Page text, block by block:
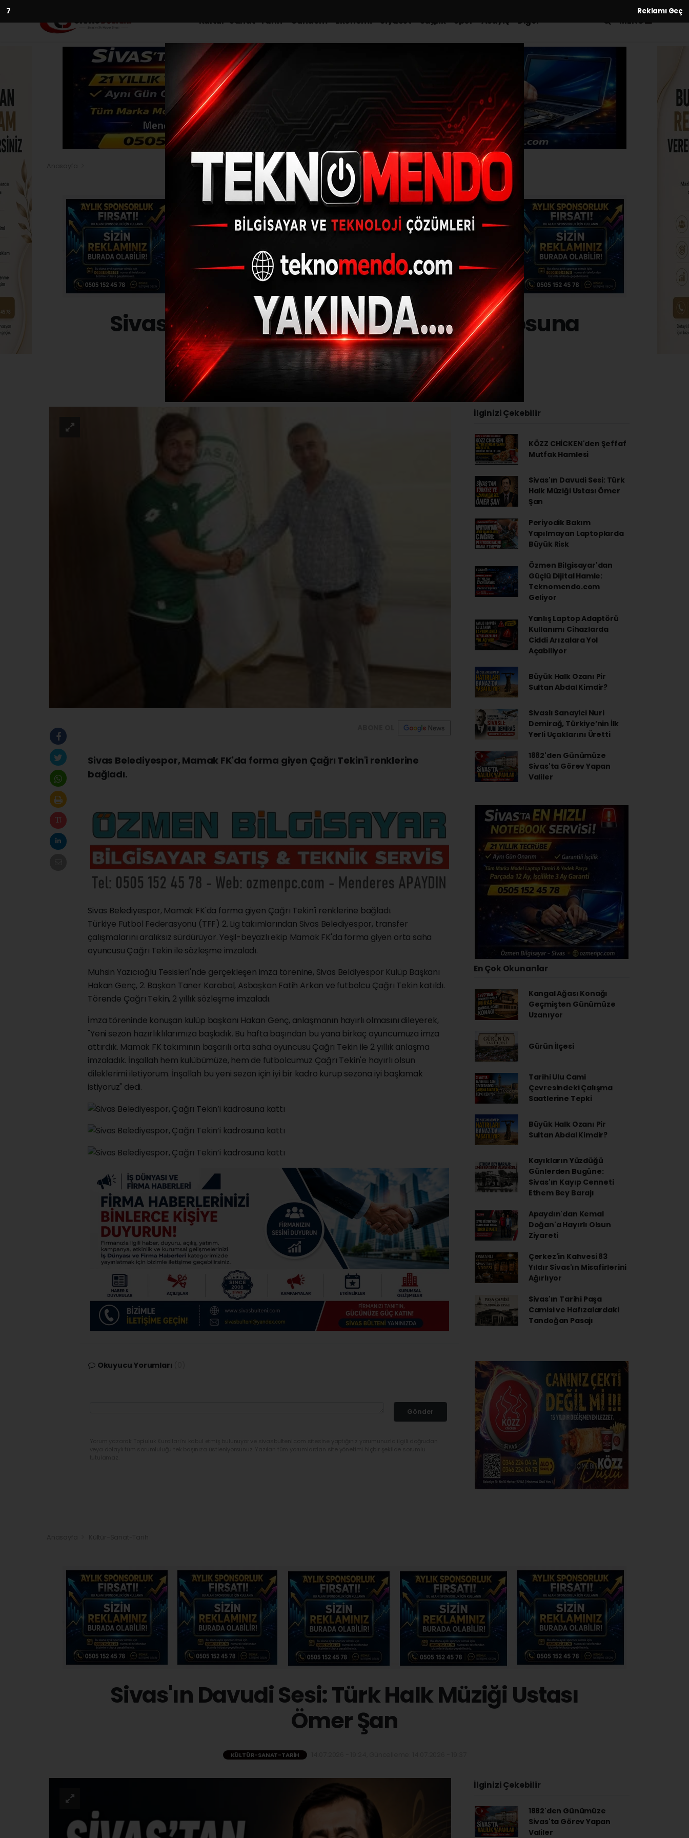
5 Reklamı Geç
Kültür-Sanat-Tarih Gündem Ekonomi Siyaset Sağlık Spor Asayiş Diğer MENÜ
Sivas Belediyespor, Çağrı Tekin’i kadrosuna
kattı
28.06.2021 - 12:18, Güncelleme: 28.06.2021 - 12:18
Sivas Belediyespor, Mamak FK'da forma giyen Çağrı Tekin'i renklerine
bağladı.
Sivas Belediyespor, Mamak FK'da forma giyen Çağrı Tekin'i renklerine bağladı.
Türkiye Futbol Federasyonu (TFF) 2. Lig takımlarından Sivas Belediyespor, transfer
çalışmalarını aralıksız sürdürüyor. Yeşil-beyazlı ekip Mamak FK'da forma giyen orta saha
oyuncusu Çağrı Tekin ile sözleşme imzaladı.
Muhsin Yazıcıoğlu Tesisleri'nde gerçekleşen imza törenine, Sivas Beldiyespor Kulüp Başkanı
Hakan Genç, 2. Başkan Taner Karabal, Asbaşkan Fatih Arkan ve futbolcu Çağrı Tekin katıldı.
Törende Çağrı Tekin, 2 yıllık sözleşme imzaladı.
İmza töreninde konuşan kulüp başkanı Hakan Genç, anlaşmanın hayırlı olmasını dileyerek,
"Yeni sezon hazırlıklılarımıza başladık. Bu hafta başından bu yana birkaç oyuncumuza imza
attırdık. Mamak FK takımının başarılı orta saha oyuncusu Çağrı Tekin ile 2 yıllık anlaşma
imzaladık. İnşallah hem kulübümüze, hem de futbolcumuz Çağrı Tekin'e hayırlı olsun
dileklerimi iletiyorum. İnşallah bu yeni sezon için iyi bir kadro kurup sezona iyi başlamak
istiyoruz" dedi.
Okuyucu Yorumları
Gönder
İlginizi Çekebilir
KÖZZ CHİCKEN'den Şeffaf
Mutfak Hamlesi
Sivas'ın Davudi Sesi: Türk
Halk Müziği Ustası Ömer
Şan
Periyodik Bakım
Yapılmayan Laptoplarda
Büyük Risk
Özmen Bilgisayar'dan
Güçlü Dijital Hamle:
Teknomendo.com
Geliyor
Yanlış Laptop Adaptörü
Kullanımı Cihazlarda
Ciddi Arızalara Yol
Açabiliyor
Büyük Halk Ozanı Pir
Sultan Abdal Kimdir?
Sivaslı Sanayici Nuri
Demirağ, Türkiye’nin İlk
Yerli Uçaklarını Üretti
1882'den Günümüze
Sivas'ta Görev Yapan
Valiler
En Çok Okunanlar
Kangal Ağası Konağı
Geçmişten Günümüze
Uzanıyor
Gürün İlçesi
Tarihi Ulu Cami
Çevresindeki Çalışma
Saatlerine Tepki
Büyük Halk Ozanı Pir
Sultan Abdal Kimdir?
Kayıkların Yüzdüğü
Günlerden Bugüne:
Sivas'ın Kayıp Cenneti
Ethem Bey Barajı
Apaydın'dan Kemal
Doğan'a Hayırlı Olsun
Ziyareti
Çerkez'in Kahvesi 83
Yıldır Sivas'ın Misafirlerini
Ağırlıyor
Sivas'ın Tarihi Paşa
Camisi ve Hafızalardaki
Tandoğan Pasajı
Sivas'ın Davudi Sesi: Türk Halk Müziği Ustası
Ömer Şan
KÜLTÜR-SANAT-TARIH
İlginizi Çekebilir
1882'den Günümüze
Sivas'ta Görev Yapan
Valiler